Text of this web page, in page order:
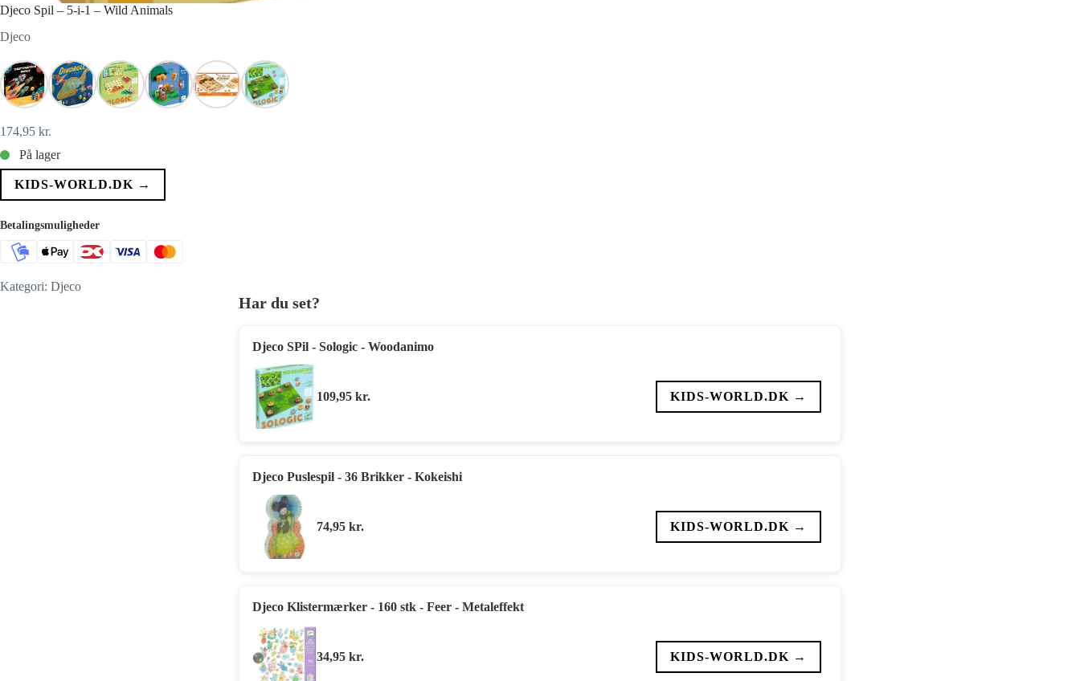
Djeco Spil – 5-i-1 – Wild Animals
Djeco
174,95 kr.
På lager
KIDS-WORLD.DK →
Betalingsmuligheder
Kategori: Djeco
Har du set?
Djeco SPil - Sologic - Woodanimo
109,95 kr. KIDS-WORLD.DK →
Djeco Puslespil - 36 Brikker - Kokeishi
74,95 kr. KIDS-WORLD.DK →
Djeco Klistermærker - 160 stk - Feer - Metaleffekt
34,95 kr. KIDS-WORLD.DK →